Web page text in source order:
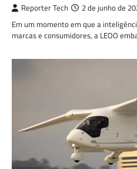
Reporter Tech 2 de junho de
Em um momento em que a
marcas e consumidores, a LEOO